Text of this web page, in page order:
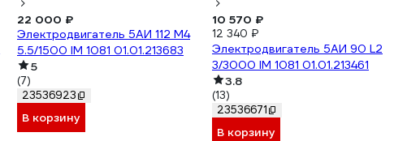
22 000 ₽
Электродвигатель 5АИ 112 М4
5.5/1500 IM 1081 01.01.213683
5
(7)
23536923
В корзину
10 570 ₽
12 340 ₽
Электродвигатель 5АИ 90 L2
3/3000 IM 1081 01.01.213461
3.8
(13)
23536671
В корзину